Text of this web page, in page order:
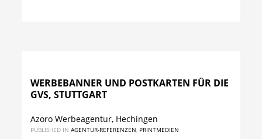
WERBEBANNER UND POSTKARTEN FÜR DIE
GVS, STUTTGART
Azoro Werbeagentur, Hechingen
PUBLISHED IN AGENTUR-REFERENZEN, PRINTMEDIEN